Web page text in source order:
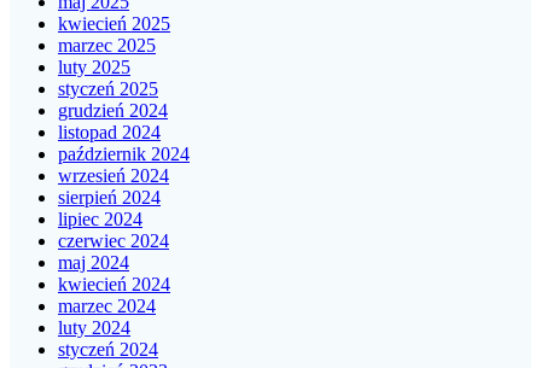
kwiecień 2025
marzec 2025
luty 2025
styczeń 2025
grudzień 2024
listopad 2024
październik 2024
wrzesień 2024
sierpień 2024
lipiec 2024
czerwiec 2024
maj 2024
kwiecień 2024
marzec 2024
luty 2024
styczeń 2024